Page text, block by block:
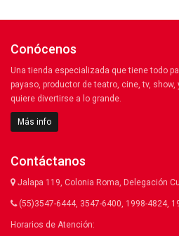
Conócenos
Una tienda especializada que tiene todo
payaso, productor de teatro, cine, tv,
quiere divertirse a lo grande.
Más info
Contáctanos
Jalapa 119, Colonia Roma, Delegación
(55)3547-6444, 3547-6400, 1998-4824,
Horarios de Atención: